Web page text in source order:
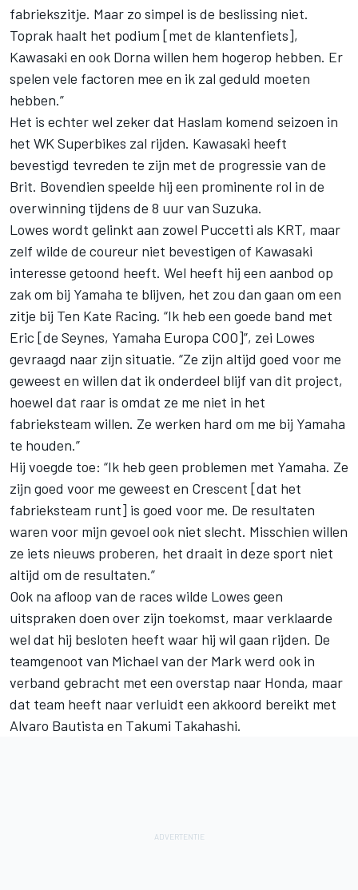
fabriekszitje. Maar zo simpel is de beslissing niet.
Toprak haalt het podium [met de klantenfiets],
Kawasaki en ook Dorna willen hem hogerop hebben. Er
spelen vele factoren mee en ik zal geduld moeten
hebben.”
Het is echter wel zeker dat Haslam komend seizoen in
het WK Superbikes zal rijden. Kawasaki heeft
bevestigd tevreden te zijn met de progressie van de
Brit. Bovendien speelde hij een prominente rol in de
overwinning tijdens de 8 uur van Suzuka.
Lowes wordt gelinkt aan zowel Puccetti als KRT, maar
zelf wilde de coureur niet bevestigen of Kawasaki
interesse getoond heeft. Wel heeft hij een aanbod op
zak om bij Yamaha te blijven, het zou dan gaan om een
zitje bij Ten Kate Racing. “Ik heb een goede band met
Eric [de Seynes, Yamaha Europa COO]”, zei Lowes
gevraagd naar zijn situatie. “Ze zijn altijd goed voor me
geweest en willen dat ik onderdeel blijf van dit project,
hoewel dat raar is omdat ze me niet in het
fabrieksteam willen. Ze werken hard om me bij Yamaha
te houden.”
Hij voegde toe: “Ik heb geen problemen met Yamaha. Ze
zijn goed voor me geweest en Crescent [dat het
fabrieksteam runt] is goed voor me. De resultaten
waren voor mijn gevoel ook niet slecht. Misschien willen
ze iets nieuws proberen, het draait in deze sport niet
altijd om de resultaten.”
Ook na afloop van de races wilde Lowes geen
uitspraken doen over zijn toekomst, maar verklaarde
wel dat hij besloten heeft waar hij wil gaan rijden. De
teamgenoot van Michael van der Mark werd ook in
verband gebracht met een overstap naar Honda, maar
dat team heeft naar verluidt een akkoord bereikt met
Alvaro Bautista en Takumi Takahashi.